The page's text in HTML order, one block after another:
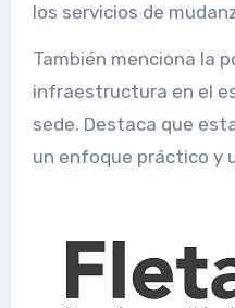
los servicios de
También menciona la
infraestructura en el
sede. Destaca que
un enfoque práctico y